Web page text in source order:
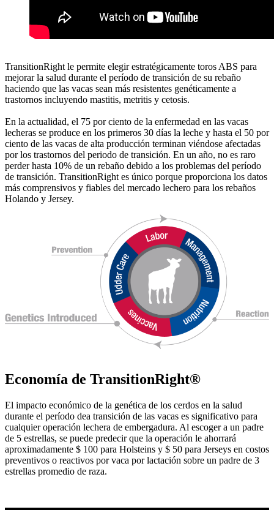
TransitionRight le permite elegir estratégicamente toros ABS para
mejorar la salud durante el período de transición de su rebaño
haciendo que las vacas sean más resistentes genéticamente a
trastornos incluyendo mastitis, metritis y cetosis.
En la actualidad, el 75 por ciento de la enfermedad en las vacas
lecheras se produce en los primeros 30 días la leche y hasta el 50 por
ciento de las vacas de alta producción terminan viéndose afectadas
por los trastornos del periodo de transición. En un año, no es raro
perder hasta 10% de un rebaño debido a los problemas del período
de transición. TransitionRight es único porque proporciona los datos
más comprensivos y fiables del mercado lechero para los rebaños
Holando y Jersey.
Economía de TransitionRight®
El impacto económico de la genética de los cerdos en la salud
durante el período dea transición de las vacas es significativo para
cualquier operación lechera de embergadura. Al escoger a un padre
de 5 estrellas, se puede predecir que la operación le ahorrará
aproximadamente $ 100 para Holsteins y $ 50 para Jerseys en costos
preventivos o reactivos por vaca por lactación sobre un padre de 3
estrellas promedio de raza.